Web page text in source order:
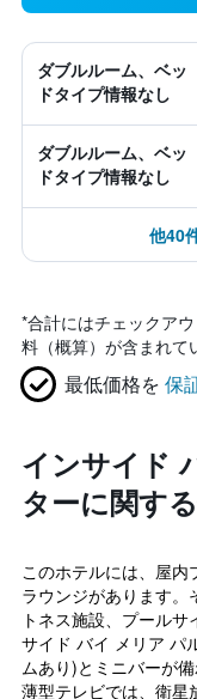
ダブルルーム、ベッ
ドタイプ情報なし
ダブルルーム、ベッ
ドタイプ情報なし
他40
*合計にはチェックア
料（概算）が含まれて
最低価格を 保
インサイド
ターに関す
このホテルには、屋
ラウンジがあります。
トネス施設、プール
サイド バイ メリア パ
ムあり)とミニバーが
薄型テレビでは、衛星